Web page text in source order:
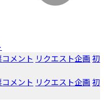
メント リクエスト企画 初
メント リクエスト企画 初